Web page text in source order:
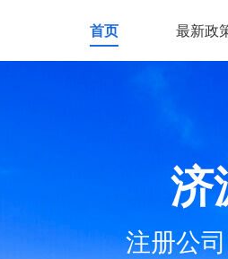
首页 最新政
济
注册公